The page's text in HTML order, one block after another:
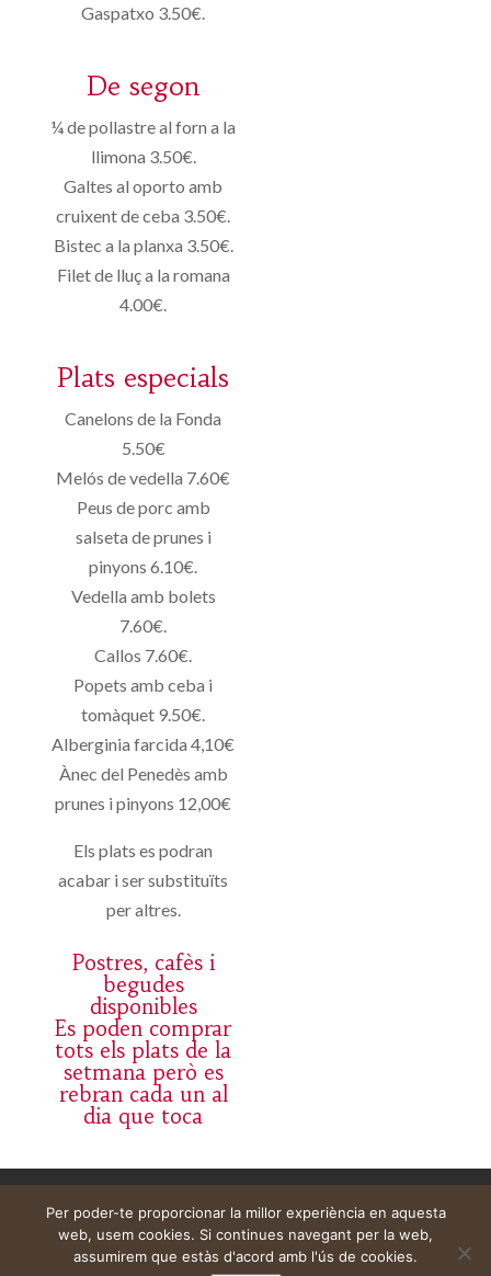
Gaspatxo 3.50€.
De segon
¼ de pollastre al forn a la
llimona 3.50€.
Galtes al oporto amb
cruixent de ceba 3.50€.
Bistec a la planxa 3.50€.
Filet de lluç a la romana
4.00€.
Plats especials
Canelons de la Fonda
5.50€
Melós de vedella 7.60€
Peus de porc amb
salseta de prunes i
pinyons 6.10€.
Vedella amb bolets
7.60€.
Callos 7.60€.
Popets amb ceba i
tomàquet 9.50€.
Alberginia farcida 4,10€
Ànec del Penedès amb
prunes i pinyons 12,00€
Els plats es podran
acabar i ser substituïts
per altres.
Postres, cafès i
begudes
disponibles
Es poden comprar
tots els plats de la
setmana però es
rebran cada un al
dia que toca
Per poder-te proporcionar la millor experiència en aquesta
web, usem cookies. Si continues navegant per la web,
assumirem que estàs d'acord amb l'ús de cookies.